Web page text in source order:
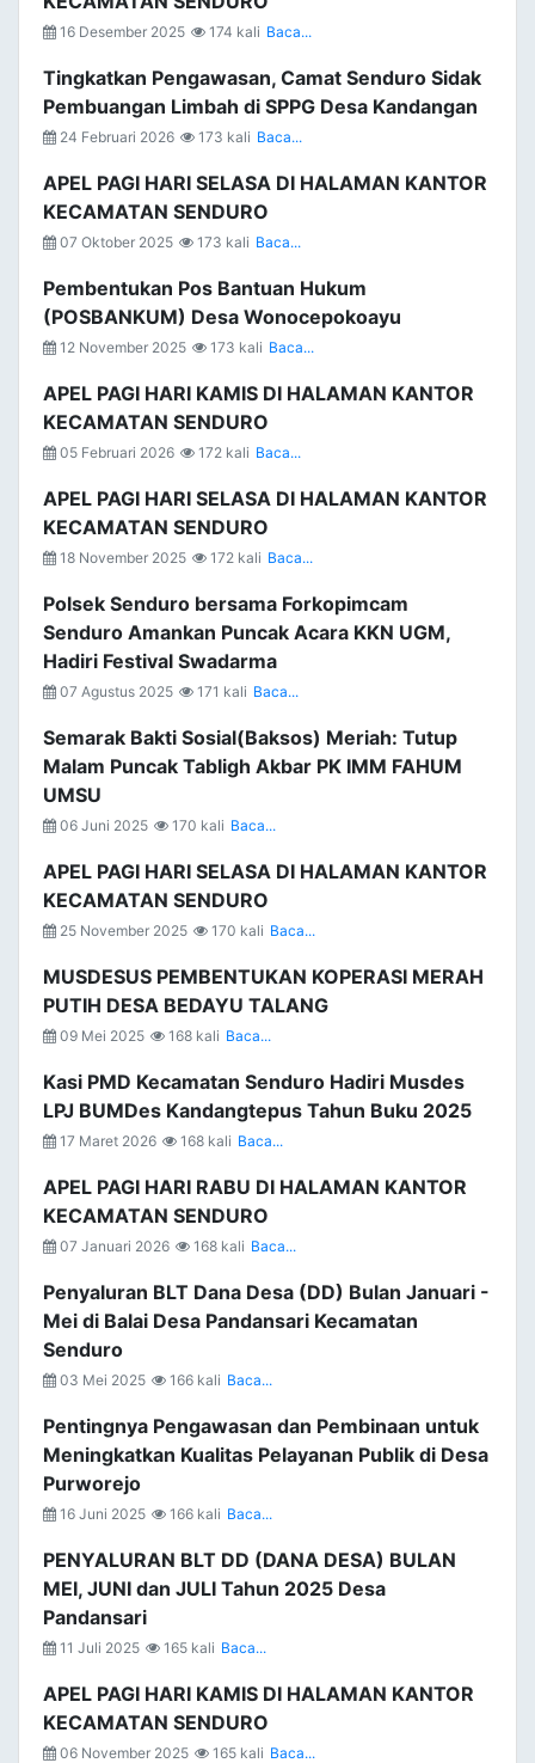
16 Desember 2025 174 kali Baca...
Tingkatkan Pengawasan, Camat Senduro Sidak
Pembuangan Limbah di SPPG Desa Kandangan
24 Februari 2026 173 kali Baca...
APEL PAGI HARI SELASA DI HALAMAN KANTOR
KECAMATAN SENDURO
07 Oktober 2025 173 kali Baca...
Pembentukan Pos Bantuan Hukum
(POSBANKUM) Desa Wonocepokoayu
12 November 2025 173 kali Baca...
APEL PAGI HARI KAMIS DI HALAMAN KANTOR
KECAMATAN SENDURO
05 Februari 2026 172 kali Baca...
APEL PAGI HARI SELASA DI HALAMAN KANTOR
KECAMATAN SENDURO
18 November 2025 172 kali Baca...
Polsek Senduro bersama Forkopimcam
Senduro Amankan Puncak Acara KKN UGM,
Hadiri Festival Swadarma
07 Agustus 2025 171 kali Baca...
Semarak Bakti Sosial(Baksos) Meriah: Tutup
Malam Puncak Tabligh Akbar PK IMM FAHUM
UMSU
06 Juni 2025 170 kali Baca...
APEL PAGI HARI SELASA DI HALAMAN KANTOR
KECAMATAN SENDURO
25 November 2025 170 kali Baca...
MUSDESUS PEMBENTUKAN KOPERASI MERAH
PUTIH DESA BEDAYU TALANG
09 Mei 2025 168 kali Baca...
Kasi PMD Kecamatan Senduro Hadiri Musdes
LPJ BUMDes Kandangtepus Tahun Buku 2025
17 Maret 2026 168 kali Baca...
APEL PAGI HARI RABU DI HALAMAN KANTOR
KECAMATAN SENDURO
07 Januari 2026 168 kali Baca...
Penyaluran BLT Dana Desa (DD) Bulan Januari -
Mei di Balai Desa Pandansari Kecamatan
Senduro
03 Mei 2025 166 kali Baca...
Pentingnya Pengawasan dan Pembinaan untuk
Meningkatkan Kualitas Pelayanan Publik di Desa
Purworejo
16 Juni 2025 166 kali Baca...
PENYALURAN BLT DD (DANA DESA) BULAN
MEI, JUNI dan JULI Tahun 2025 Desa
Pandansari
11 Juli 2025 165 kali Baca...
APEL PAGI HARI KAMIS DI HALAMAN KANTOR
KECAMATAN SENDURO
06 November 2025 165 kali Baca...